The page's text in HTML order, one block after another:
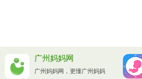
广州妈妈网
广州妈妈网，更懂广州妈妈